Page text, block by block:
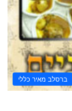
ברסלב מאיר כללי